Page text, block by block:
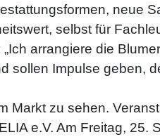
neue
selbst für
arrangiere die
sollen Impulse geben,
Markt zu sehen.
e.V. Am Freitag, 25.